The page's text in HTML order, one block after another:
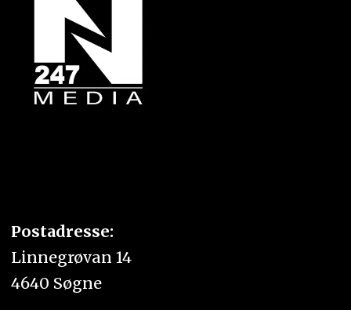
Postadresse:
Linnegrøvan 14
4640 Søgne